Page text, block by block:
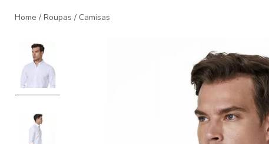
Home / Roupas / Camisas